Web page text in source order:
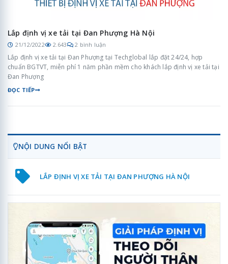
Lắp định vị xe tải tại Đan Phượng Hà Nội
21/12/2022 2.643 2 bình luận
Lắp định vị xe tải tại Đan Phượng tại Techglobal lắp đặt 24/24, hợp
chuẩn BGTVT, miễn phí 1 năm phần mềm cho khách lắp định vị xe tải tại
Đan Phượng
ĐỌC TIẾP
NỘI DUNG NỔI BẬT
LẮP ĐỊNH VỊ XE TẢI TẠI ĐAN PHƯỢNG HÀ NỘI